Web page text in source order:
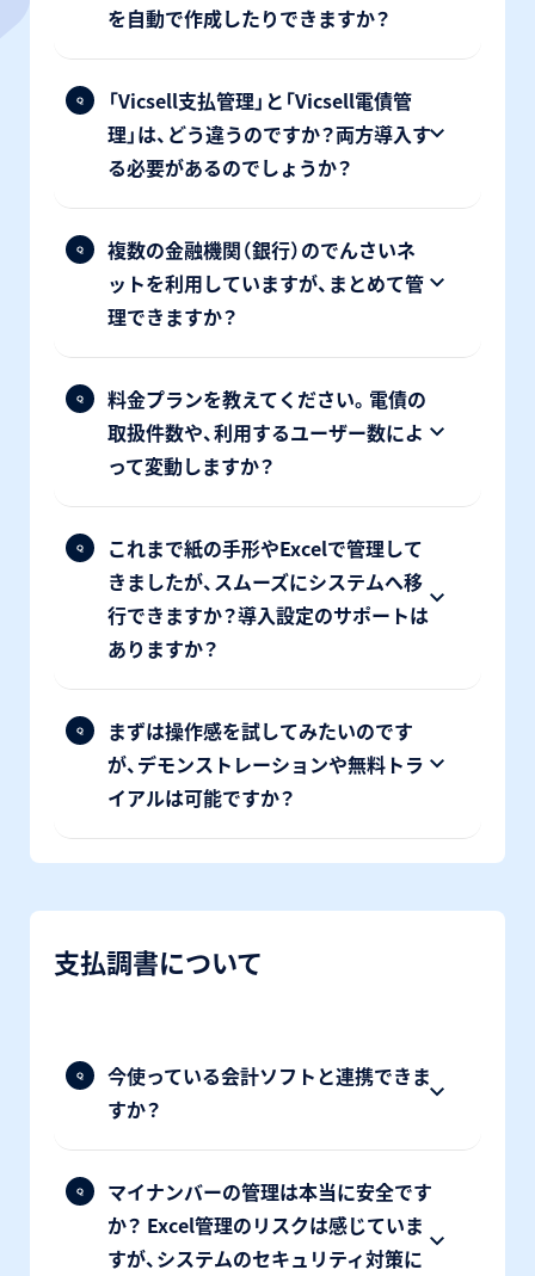
を自動で作成したりできますか？
「Vicsell支払管理」と「Vicsell電債管
理」は、どう違うのですか？両方導入す
る必要があるのでしょうか？
複数の金融機関（銀行）のでんさいネ
ットを利用していますが、まとめて管
理できますか？
料金プランを教えてください。電債の
取扱件数や、利用するユーザー数によ
って変動しますか？
これまで紙の手形やExcelで管理して
きましたが、スムーズにシステムへ移
行できますか？導入設定のサポートは
ありますか？
まずは操作感を試してみたいのです
が、デモンストレーションや無料トラ
イアルは可能ですか？
支払調書について
今使っている会計ソフトと連携できま
すか？
マイナンバーの管理は本当に安全です
か？ Excel管理のリスクは感じていま
すが、システムのセキュリティ対策に